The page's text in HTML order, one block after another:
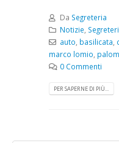
Da Segreteria
Notizie
auto basilicata
marco lomio
0 Commenti
PER SAPERNE DI PIÙ...